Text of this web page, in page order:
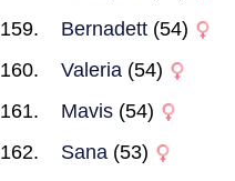
Bernadett (54)
Valeria (54)
Mavis (54)
Sana (53)